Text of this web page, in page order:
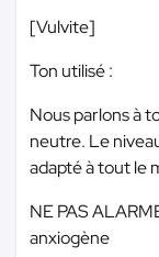
[Vulvite]
Ton utilisé :
Nous parlons à
neutre. Le
adapté à tout le
NE PAS
anxiogène